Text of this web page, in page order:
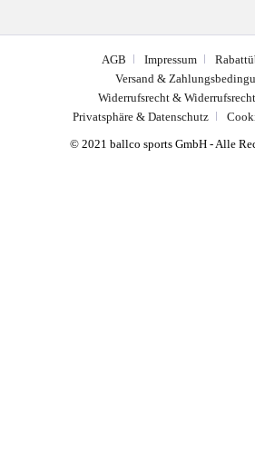
© 2021 ballco sports GmbH - Alle
AGB Impressum
Versand &
Widerrufsrecht &
Privatsphäre & Datenschutz